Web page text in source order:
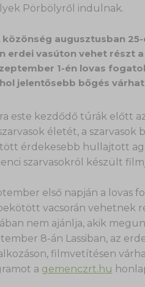
Pörbölyről indulnak.
közönség augusztusban
erdei vasúton vehet részt
1-én lovas
jelentősebb bőgés
este kezdődő túrák előtt
életét, a
érdekesebb hullajtott
szarvasokról készült
első napján a lovas
vacsorán vehetnek
nem ajánlja, akik
8-án Lassiban, az
filmvetítésen
a gemenczrt.hu